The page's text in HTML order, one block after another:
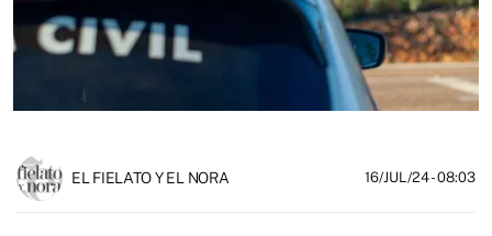
EL FIELATO Y EL NORA 16/JUL/24- 08:03